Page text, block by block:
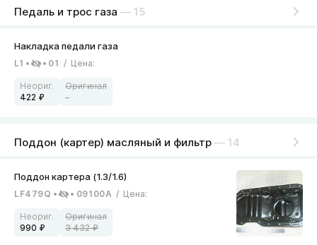
Педаль и трос газа — 15
L1 01 / Цена:
422 –
Поддон (картер) масляный и фильтр — 14
LF479Q 09100A / Цена:
990 3 432